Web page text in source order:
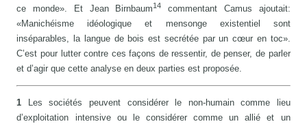
ce monde». Et Jean Birnbaum14
commentant Camus ajoutait:
«Manichéisme idéologique et mensonge existentiel sont
inséparables, la langue de bois est secrétée par un cœur en toc».
C’est pour lutter contre ces façons de ressentir, de penser, de parler
et d’agir que cette analyse en deux parties est proposée.
1
Les sociétés peuvent considérer le non-humain comme lieu
d’exploitation intensive ou le considérer comme un allié et un